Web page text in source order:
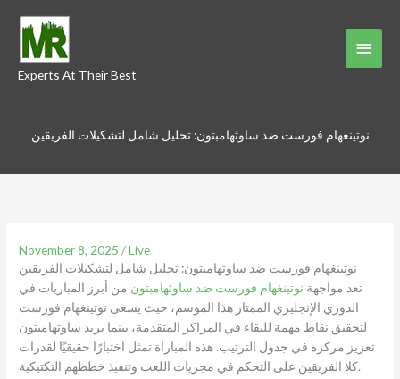
content
Experts At Their Best
Main
نوتينغهام فورست ضد ساوثهامبتون: تحليل شامل لتشكيلات الفريقين
November 8, 2025/Live
نوتينغهام فورست ضد ساوثهامبتون: تحليل شامل لتشكيلات الفريقين
تعد مواجهة نوتينغهام فورست ضد ساوثهامبتون من أبرز المباريات في
الدوري الإنجليزي الممتاز هذا الموسم، حيث يسعى نوتينغهام فورست
لتحقيق نقاط مهمة للبقاء في المراكز المتقدمة، بينما يريد ساوثهامبتون
تعزيز مركزه في جدول الترتيب. هذه المباراة تمثل اختبارًا حقيقيًا لقدرات
كلا الفريقين على التحكم في مجريات اللعب وتنفيذ خططهم التكتيكية.